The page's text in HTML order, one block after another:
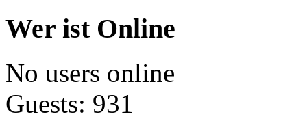
Wer ist Online
No users online
Guests: 931